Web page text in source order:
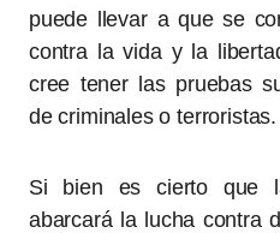
puede llevar a que se
contra la vida y la
cree tener las pruebas
de criminales o terroristas.
Si bien es cierto que
abarcará la lucha contra